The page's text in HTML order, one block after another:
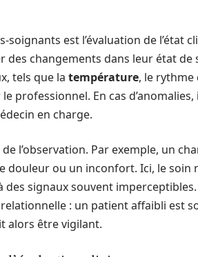
est l’évaluation de l’état
des changements dans leur état de
tels que la température, le rythme
professionnel. En cas d’anomalies,
en charge.
l’observation. Par exemple, un
douleur ou un inconfort. Ici, le soin
signaux souvent
: un patient affaibli est
alors être vigilant.